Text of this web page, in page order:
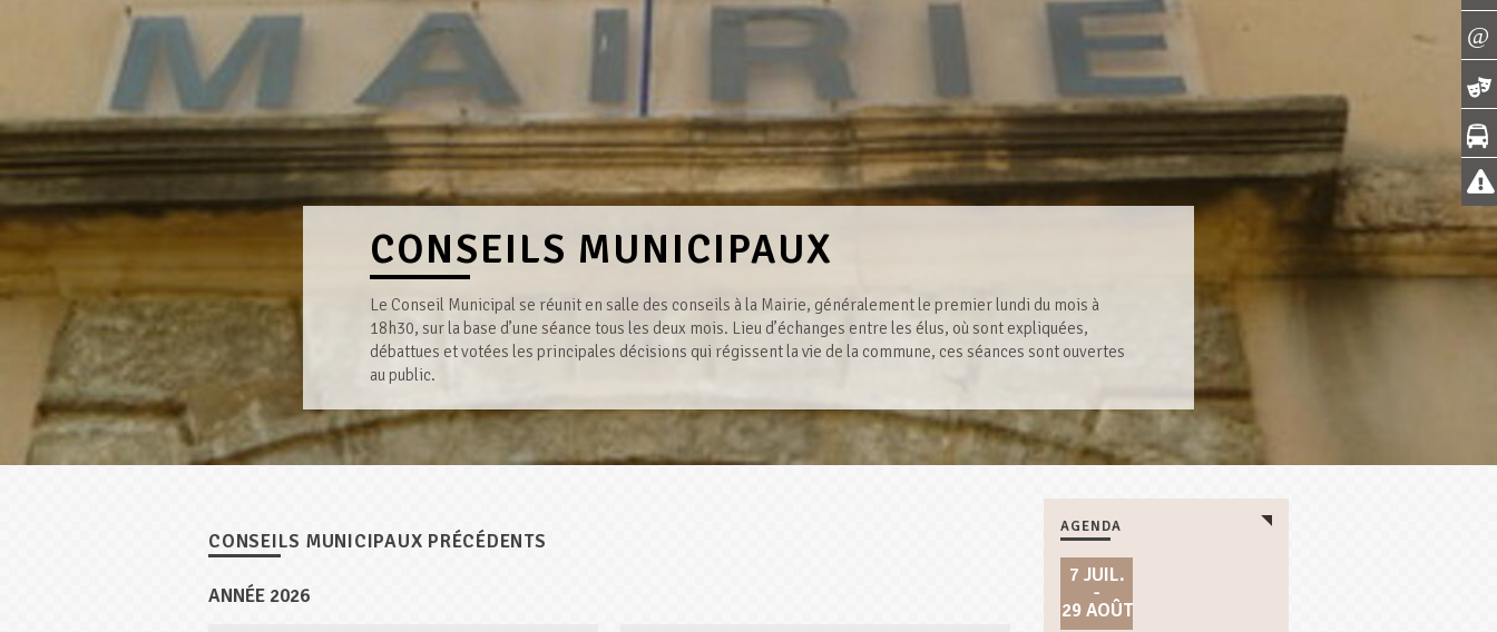
CONSEILS MUNICIPAUX
Le Conseil Municipal se réunit en salle des conseils à la Mairie, généralement le premier lundi du mois à
18h30, sur la base d’une séance tous les deux mois. Lieu d’échanges entre les élus, où sont expliquées,
débattues et votées les principales décisions qui régissent la vie de la commune, ces séances sont ouvertes
au public.
CONSEILS MUNICIPAUX PRÉCÉDENTS
ANNÉE 2026
AGENDA
7 JUIL.
-
29 AOÛT